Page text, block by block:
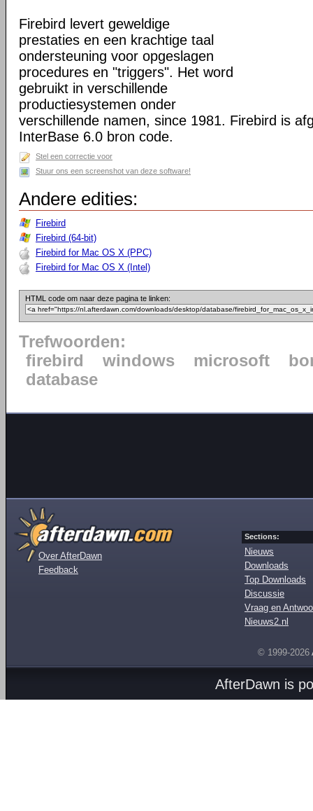
Firebird levert geweldige
prestaties en een krachtige taal
ondersteuning voor opgeslagen
procedures en "triggers". Het word
gebruikt in verschillende
productiesystemen onder
verschillende namen, since 1981. Firebird is
InterBase 6.0 bron code.
Stel een correctie voor
Stuur ons een screenshot van deze software!
Andere edities:
Firebird
Firebird (64-bit)
Firebird for Mac OS X (PPC)
Firebird for Mac OS X (Intel)
HTML code om naar deze pagina te linken:
Trefwoorden:
firebird
windows microsoft
database
Over AfterDawn
Feedback
Sections:
Nieuws
Downloads
Top Downloads
Discussie
Vraag en
Nieuws2.nl
© 1999-2026
AfterDawn is